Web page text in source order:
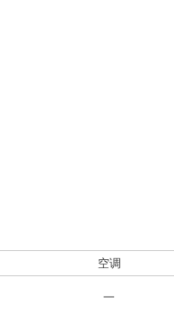
空调
一